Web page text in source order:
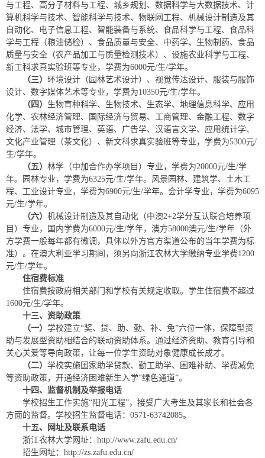
与工程、高分子材料与工程、城乡规划、数据科学与大数据技术、计
算机科学与技术、智能科学与技术、物联网工程、机械设计制造及其
自动化、电子信息工程、智能装备与系统、食品科学与工程、食品科
学与工程（粮油储检）、食品质量与安全、中药学、生物制药、食品
质量与安全（农产品加工与质量检测技术）、设施农业科学与工程、
新工科求真实验班等专业，学费为6000元/生/学年。
（三） 环境设计（园林艺术设计）、视觉传达设计、服装与服饰
设计、数字媒体艺术等专业，学费为10350元/生/学年。
（四） 生物育种科学、生物技术、生态学、地理信息科学、应用
化学、农林经济管理、国际经济与贸易、工商管理、金融工程、数字
经济、法学、城市管理、英语、广告学、汉语言文学、应用统计学、
文化产业管理（茶文化）、新文科求真实验班等专业，学费为5300元/
生/学年。
（五） 林学（中加合作办学项目）专业，学费为20000元/生/学
年。园林专业，学费为6325元/生/学年。风景园林、建筑学、土木工
程、工业设计专业，学费为6900元/生/学年。会计学专业，学费为6095
元/生/学年。
（六） 机械设计制造及其自动化（中澳2+2学分互认联合培养项
目）专业，国内学费为6000元/生/学年，澳方58000澳元/生/学年（外
方学费一般每年都有微调，具体以外方官方渠道公布的当年学费为标
准）。在澳大利亚学习期间，须另向浙江农林大学缴纳专业学费1200
元/生/学年。
住宿费标准
住宿费按政府相关部门和学校有关规定收取。学生住宿费不超过
1600元/生/学年。
十三、资助政策
（一） 学校建立“奖、贷、助、勤、补、免”六位一体，保障型资
助与发展型资助相结合的联动资助体系。通过经济资助、教育引导和
关心关爱等导向政策，让每一位学生资助对象健康成长成才。
（二） 学校实施国家助学贷款、勤工助学、困难补助、学费减免
等资助政策，开通经济困难新生入学“绿色通道”。
十四、监督机制及举报电话
学校招生工作实施“阳光工程”，接受广大考生及其家长和社会各
方面的监督。学校招生监督电话：0571-63742085。
十五、网址及联系电话
浙江农林大学网址：http://www.zafu.edu.cn/
招生网址：http://zs.zafu.edu.cn/